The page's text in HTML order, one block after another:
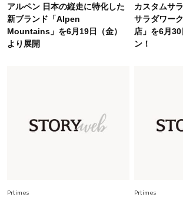
Fashion
白黒でもこんなに華やぐ！
ップス×パンツ」コーデ〈3選
アルペン 日本の縦走に特化した
新ブランド「Alpen
Mountains」を6月19日（金）
より展開
カスタムサ
サラダワー
店」を6月
ン！
Prtimes Prtimes